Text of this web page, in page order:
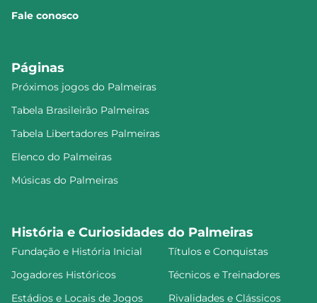
Fale conosco
Páginas
Próximos jogos do Palmeiras
Tabela Brasileirão Palmeiras
Tabela Libertadores Palmeiras
Elenco do Palmeiras
Músicas do Palmeiras
História e Curiosidades do Palmeiras
Fundação e História Inicial
Títulos e Conquistas
Jogadores Históricos
Técnicos e Treinadores
Estádios e Locais de Jogos
Rivalidades e Clássicos